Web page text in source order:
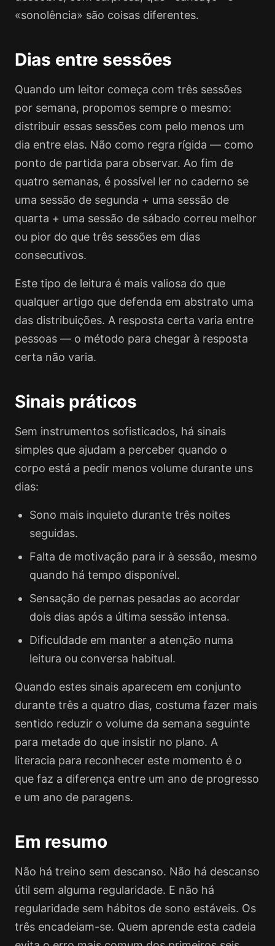
«sonolência» são coisas diferentes.
Dias entre sessões
Quando um leitor começa com três sessões
por semana, propomos sempre o mesmo:
distribuir essas sessões com pelo menos um
dia entre elas. Não como regra rígida — como
ponto de partida para observar. Ao fim de
quatro semanas, é possível ler no caderno se
uma sessão de segunda + uma sessão de
quarta + uma sessão de sábado correu melhor
ou pior do que três sessões em dias
consecutivos.
Este tipo de leitura é mais valiosa do que
qualquer artigo que defenda em abstrato uma
das distribuições. A resposta certa varia entre
pessoas — o método para chegar à resposta
certa não varia.
Sinais práticos
Sem instrumentos sofisticados, há sinais
simples que ajudam a perceber quando o
corpo está a pedir menos volume durante uns
dias:
Sono mais inquieto durante três noites
seguidas.
Falta de motivação para ir à sessão, mesmo
quando há tempo disponível.
Sensação de pernas pesadas ao acordar
dois dias após a última sessão intensa.
Dificuldade em manter a atenção numa
leitura ou conversa habitual.
Quando estes sinais aparecem em conjunto
durante três a quatro dias, costuma fazer mais
sentido reduzir o volume da semana seguinte
para metade do que insistir no plano. A
literacia para reconhecer este momento é o
que faz a diferença entre um ano de progresso
e um ano de paragens.
Em resumo
Não há treino sem descanso. Não há descanso
útil sem alguma regularidade. E não há
regularidade sem hábitos de sono estáveis. Os
três encadeiam-se. Quem aprende esta cadeia